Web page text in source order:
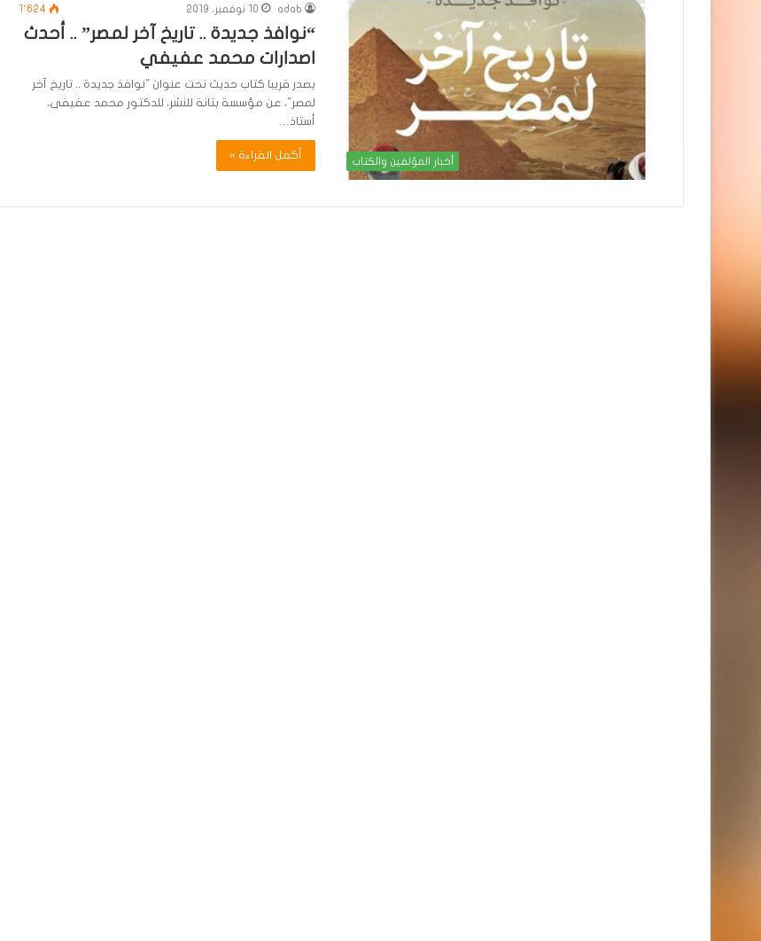
أخبار المؤلفين والكتاب
adab 10 نوفمبر، 2019 1٬624
“نوافذ جديدة .. تاريخ آخر لمصر” .. أحدث
اصدارات محمد عفيفي
يصدر قريبا كتاب حديث تحت عنوان "نوافذ جديدة .. تاريخ آخر
لمصر"، عن مؤسسة بتانة للنشر، للدكتور محمد عفيفى،
أستاذ…
أكمل القراءة »